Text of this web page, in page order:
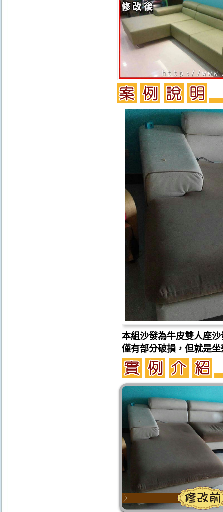
本組沙發為牛皮雙人座
僅有部分破損，但就是